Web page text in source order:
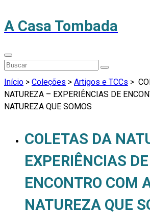
A Casa Tombada
Início > Coleções > Artigos e TCCs >
NATUREZA – EXPERIÊNCIAS DE
NATUREZA QUE SOMOS
COLETAS DA
EXPERIÊNCIAS DE
ENCONTRO COM
NATUREZA QUE